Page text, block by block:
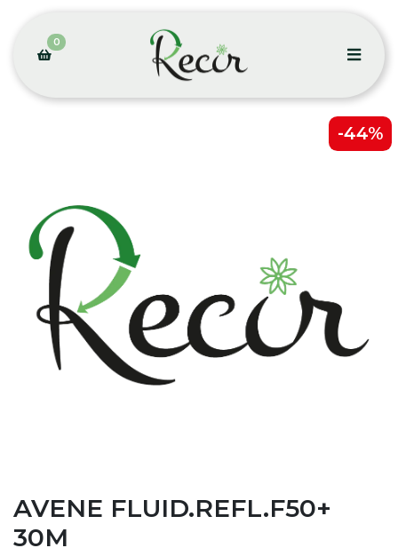
0
-44%
AVENE FLUID.REFL.F50+
30M